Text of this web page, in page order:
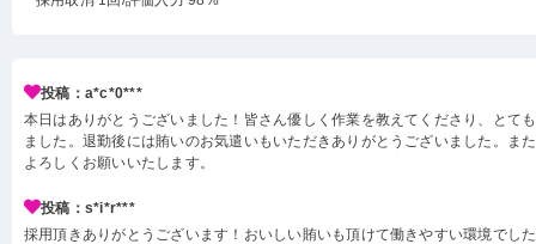
投稿：a*c*0***
本日はありがとうございました！皆さん優しく作業を教えてくださり、とて
ました。退勤後には賄いのお気遣いもいただきありがとうございました。ま
よろしくお願いいたします。
投稿：s*i*r***
採用頂きありがとうございます！おいしい賄いも頂けて働きやすい環境でし